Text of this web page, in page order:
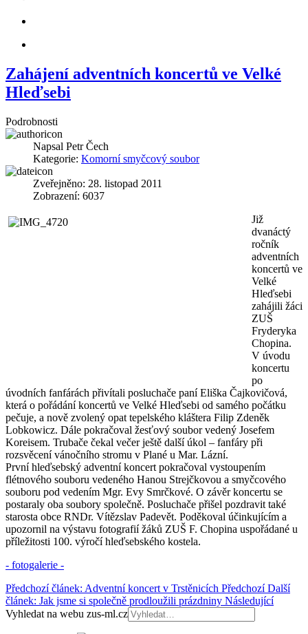
Zahájení adventních koncertů ve Velké
Hleďsebi
Podrobnosti
Napsal Petr Čech
Kategorie: Komorní smyčcový soubor
Zveřejněno: 28. listopad 2011
Zobrazení: 6037
Již
dvanáctý
ročník
adventních
koncertů ve
Velké
Hleďsebi
zahájili žáci
ZUŠ
Fryderyka
Chopina.
V úvodu
koncertu
po
úvodních fanfárách přivítali posluchače paní Eliška Čajkovičová,
která o pořádání koncertů ve Velké Hleďsebi od samého počátku
pečuje, a nově zvolený opat tepelského kláštera Filip Zdeněk
Lobkowicz. Dále pokračoval žesťový soubor vedený Josefem
Koreisem. Trubače čekal večer ještě další úkol – fanfáry při
rozsvěcení vánočního stromu v Plané u Mar. Lázní.
První hleďsebský adventní koncert pokračoval vystoupením
flétnového souboru vedeného Hanou Strejčkovou a smyčcového
souboru pod vedením Mgr. Evy Smrčkové. O závěr koncertu se
postaraly oba soubory společně. Posluchače přišel pozdravit také
starosta obce RNDr. Vítězslav Padevět. Poděkoval účinkujícím a
upozornil na výstavu fotografií žáků ZUŠ F. Chopina uspořádané u
příležitosti 100. výročí hleďsebského kostela.
- fotogalerie -
Předchozí článek: Adventní koncert v Trstěnicích Předchozí Další
článek: Jak jsme si společně prodloužili prázdniny Následující
Vyhledat na webu zus-ml.cz